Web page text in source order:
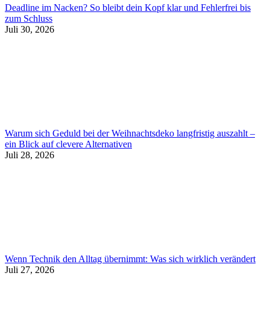
Deadline im Nacken? So bleibt dein Kopf klar und Fehlerfrei bis
zum Schluss
Juli 30, 2026
Warum sich Geduld bei der Weihnachtsdeko langfristig auszahlt –
ein Blick auf clevere Alternativen
Juli 28, 2026
Wenn Technik den Alltag übernimmt: Was sich wirklich verändert
Juli 27, 2026